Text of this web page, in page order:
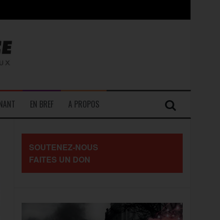
les travailleurs »
EN BREF A PROPOS
SOUTENEZ-NOUS
FAITES UN DON